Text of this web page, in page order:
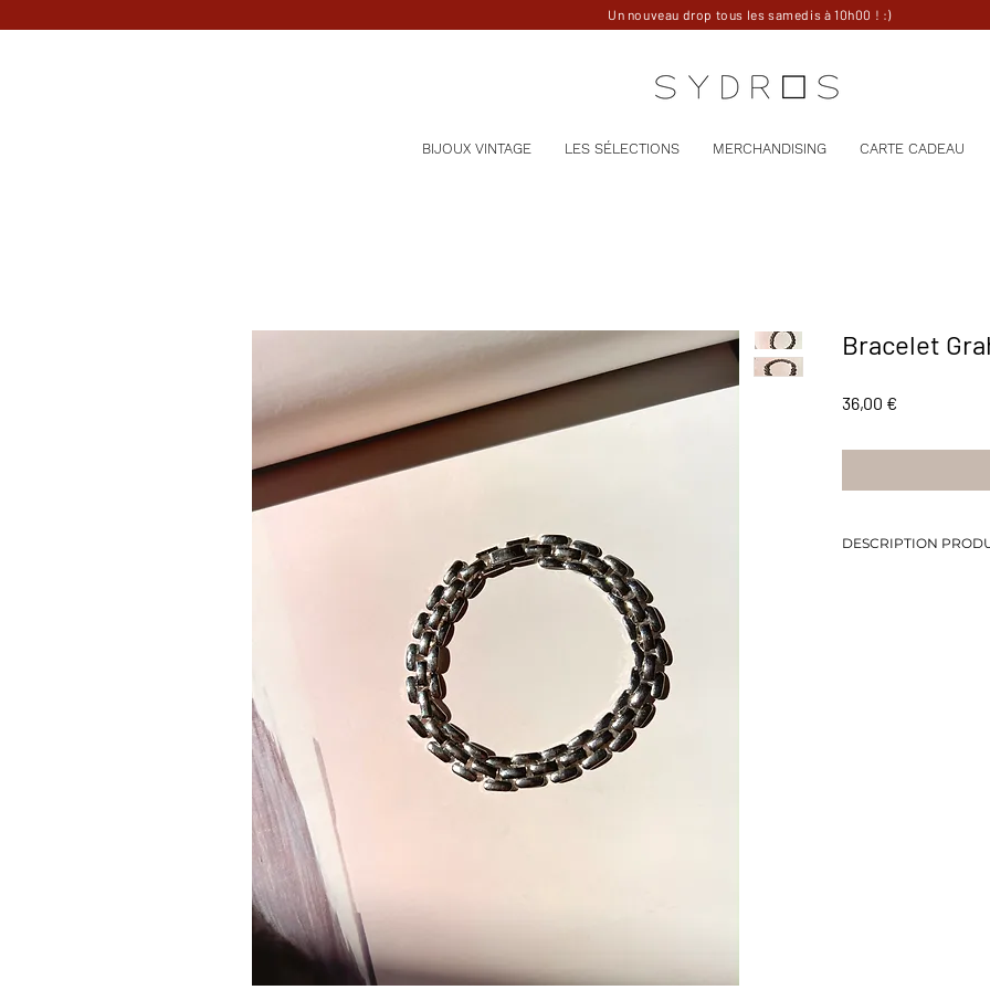
Un nouveau drop tous les samedis à 10h00 ! :)
BIJOUX VINTAGE LES SÉLECTIONS MERCHANDISING CARTE CADEAU
Bracelet
36,00 €
DESCRIPTION